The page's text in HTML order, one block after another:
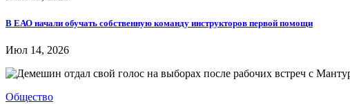
В ЕАО начали обучать собственную команду инструкторов первой помощи
Июл 14, 2026
Общество